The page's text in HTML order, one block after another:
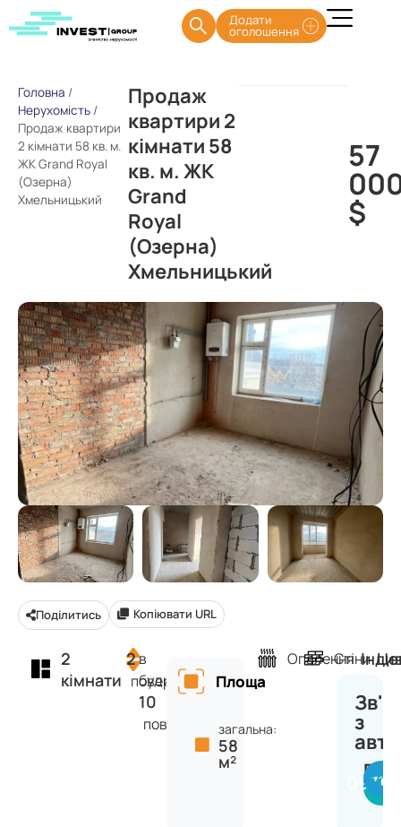
Додати
оголошення
Головна /
Нерухомість /
Продаж квартири
2 кімнати 58 кв. м.
ЖК Grand Royal
(Озерна)
Хмельницький
Продаж
квартири 2
кімнати 58
кв. м. ЖК
Grand
Royal
(Озерна)
Хмельницький
57
$
Поділитись Копіювати URL
2
кімнати
2
поверх
в
будинку
10
поверхів
Площа
загальна:
58
м²
ОпаленняСтіни
з